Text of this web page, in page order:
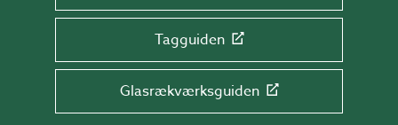
Tagguiden
Glasrækværksguiden